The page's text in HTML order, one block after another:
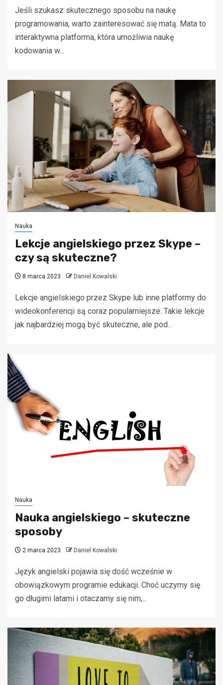
Jeśli szukasz skutecznego sposobu na naukę
programowania, warto zainteresować się matą. Mata to
interaktywna platforma, która umożliwia naukę
kodowania w...
Nauka
Lekcje angielskiego przez Skype –
czy są skuteczne?
8 marca 2023 Daniel Kowalski
Lekcje angielskiego przez Skype lub inne platformy do
wideokonferencji są coraz popularniejsze. Takie lekcje
jak najbardziej mogą być skuteczne, ale pod...
Nauka
Nauka angielskiego – skuteczne
sposoby
2 marca 2023 Daniel Kowalski
Język angielski pojawia się dość wcześnie w
obowiązkowym programie edukacji. Choć uczymy się
go długimi latami i otaczamy się nim,...